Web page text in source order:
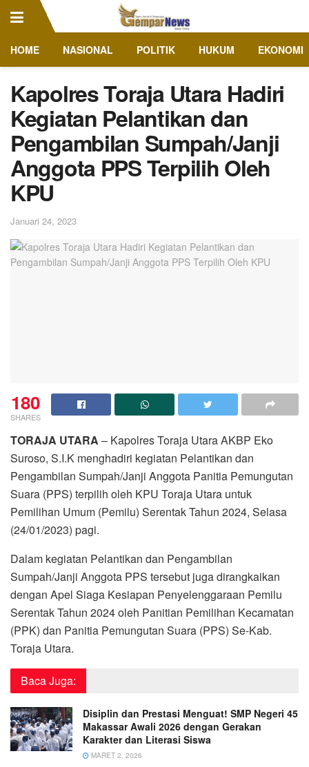
HOME NASIONAL POLITIK HUKUM EKONOMI
Kapolres Toraja Utara Hadiri
Kegiatan Pelantikan dan
Pengambilan Sumpah/Janji
Anggota PPS Terpilih Oleh
KPU
Januari 24, 2023
180
SHARES
TORAJA UTARA – Kapolres Toraja Utara AKBP Eko
Suroso, S.I.K menghadiri kegiatan Pelantikan dan
Pengambilan Sumpah/Janji Anggota Panitia Pemungutan
Suara (PPS) terpilih oleh KPU Toraja Utara untuk
Pemilihan Umum (Pemilu) Serentak Tahun 2024, Selasa
(24/01/2023) pagi.
Dalam kegiatan Pelantikan dan Pengambilan
Sumpah/Janji Anggota PPS tersebut juga dirangkaikan
dengan Apel Siaga Kesiapan Penyelenggaraan Pemilu
Serentak Tahun 2024 oleh Panitian Pemilihan Kecamatan
(PPK) dan Panitia Pemungutan Suara (PPS) Se-Kab.
Toraja Utara.
Baca Juga:
Disiplin dan Prestasi Menguat! SMP Negeri 45
Makassar Awali 2026 dengan Gerakan
Karakter dan Literasi Siswa
MARET 2, 2026